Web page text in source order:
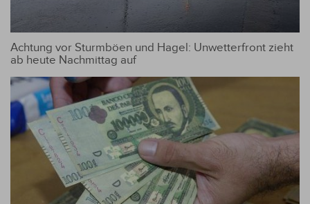
Achtung vor Sturmböen und Hagel: Unwetterfront zieht
ab heute Nachmittag auf